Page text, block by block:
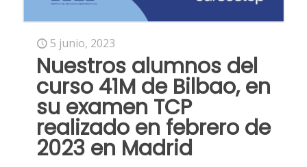
5 junio, 2023
Nuestros alumnos del
curso 41M de Bilbao, en
su examen TCP
realizado en febrero de
2023 en Madrid